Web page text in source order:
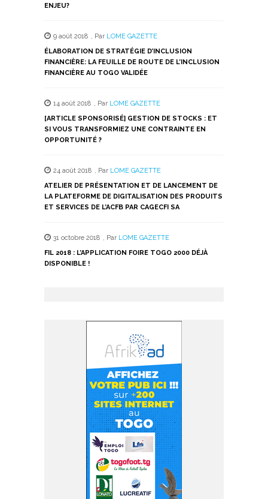
ENJEU?
9 août 2018 , Par LOME GAZETTE
ÉLABORATION DE STRATÉGIE D’INCLUSION
FINANCIÈRE: LA FEUILLE DE ROUTE DE L’INCLUSION
FINANCIÈRE AU TOGO VALIDÉE
14 août 2018 , Par LOME GAZETTE
[ARTICLE SPONSORISÉ] GESTION DE STOCKS : ET
SI VOUS TRANSFORMIEZ UNE CONTRAINTE EN
OPPORTUNITÉ ?
24 août 2018 , Par LOME GAZETTE
ATELIER DE PRÉSENTATION ET DE LANCEMENT DE
LA PLATEFORME DE DIGITALISATION DES PRODUITS
ET SERVICES DE L’ACFB PAR CAGECFI SA
31 octobre 2018 , Par LOME GAZETTE
FIL 2018 : L’APPLICATION FOIRE TOGO 2000 DÉJÀ
DISPONIBLE !